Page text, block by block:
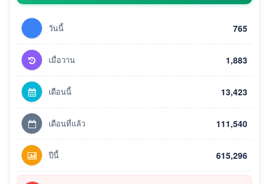
วันนี้ 765
เมื่อวาน 1,883
เดือนนี้ 13,423
เดือนที่แล้ว 111,540
ปีนี้ 615,296